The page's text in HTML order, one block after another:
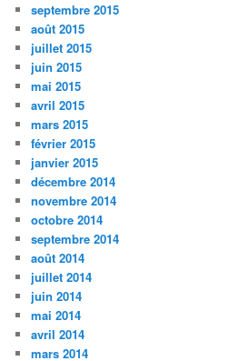
septembre 2015
août 2015
juillet 2015
juin 2015
mai 2015
avril 2015
mars 2015
février 2015
janvier 2015
décembre 2014
novembre 2014
octobre 2014
septembre 2014
août 2014
juillet 2014
juin 2014
mai 2014
avril 2014
mars 2014